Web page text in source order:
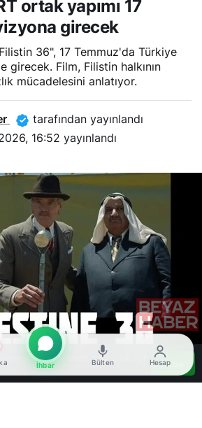
vizyona girecek
ortak yapımı 17
girecek
36", 17 Temmuz'da Türkiye
girecek. Film, Filistin halkının
mücadelesini anlatıyor.
tarafından yayınlandı
16:52 yayınlandı
Ol
yaşamanızı sağlamak için
Kabul
İhbar Bülten Hesap